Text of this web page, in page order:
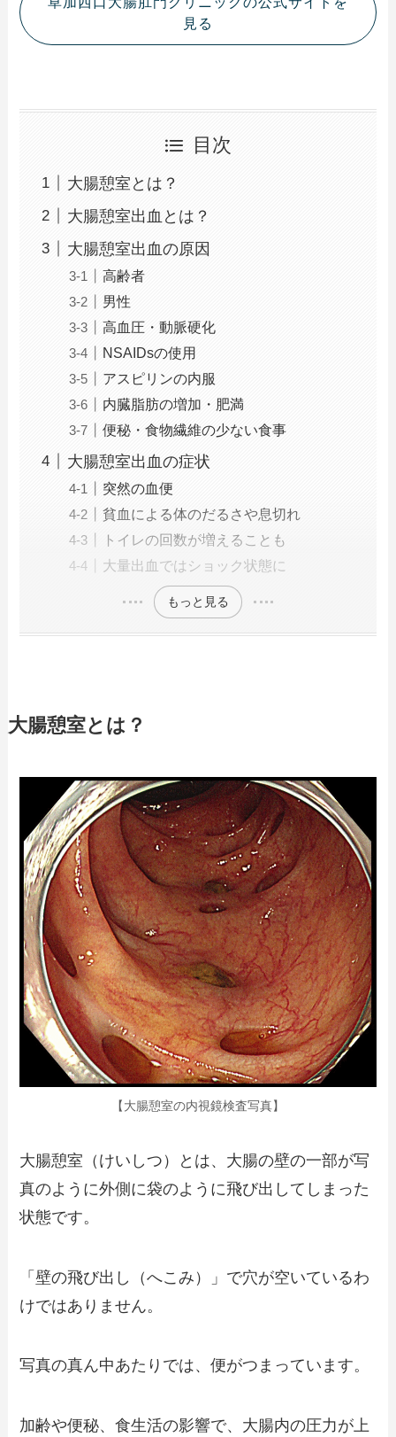
見る
目次
大腸憩室とは？
大腸憩室出血とは？
大腸憩室出血の原因
高齢者
男性
高血圧・動脈硬化
NSAIDsの使用
アスピリンの内服
内臓脂肪の増加・肥満
便秘・食物繊維の少ない食事
大腸憩室出血の症状
突然の血便
貧血による体のだるさや息切れ
トイレの回数が増えることも
大量出血ではショック状態に
もっと見る
大腸憩室とは？
【大腸憩室の内視鏡検査写真】
大腸憩室（けいしつ）とは、大腸の壁の一部が写
真のように外側に袋のように飛び出してしまった
状態です。
「壁の飛び出し（へこみ）」で穴が空いているわ
けではありません。
写真の真ん中あたりでは、便がつまっています。
加齢や便秘、食生活の影響で、大腸内の圧力が上